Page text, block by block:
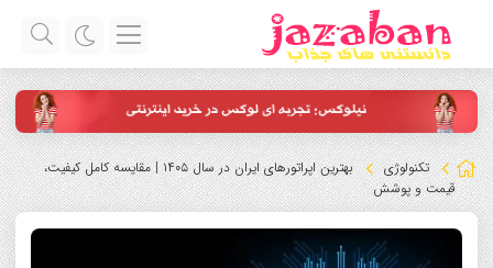
تکنولوژی
بهترین اپراتورهای ایران در سال ۱۴۰۵ | مقایسه کامل کیفیت،
قیمت و پوشش